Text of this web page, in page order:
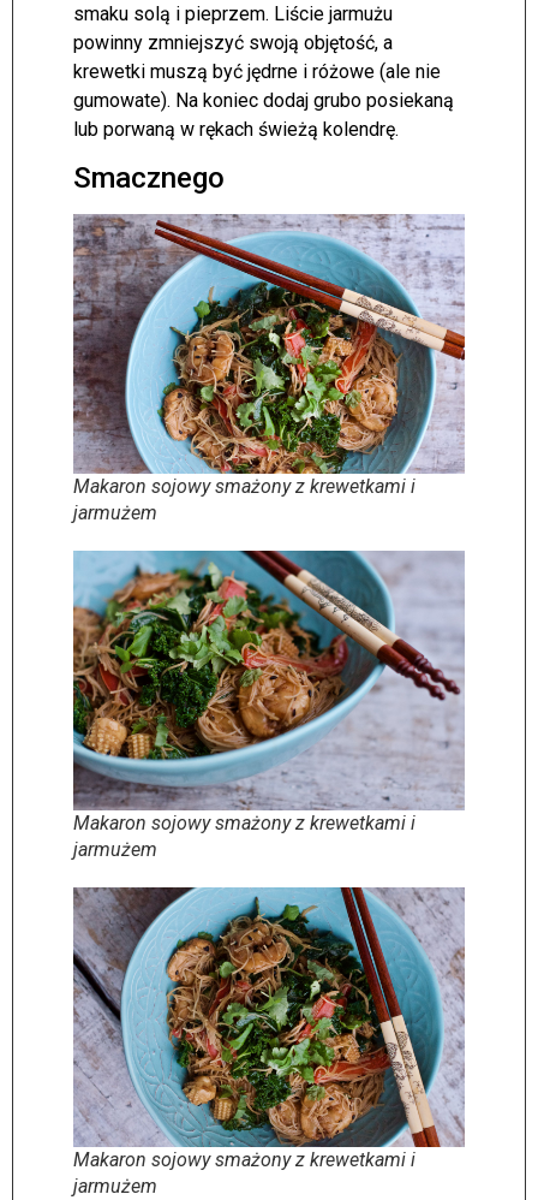
smaku solą i pieprzem. Liście jarmużu
powinny zmniejszyć swoją objętość, a
krewetki muszą być jędrne i różowe (ale nie
gumowate). Na koniec dodaj grubo posiekaną
lub porwaną w rękach świeżą kolendrę.
Smacznego
Makaron sojowy smażony z krewetkami i
jarmużem
Makaron sojowy smażony z krewetkami i
jarmużem
Makaron sojowy smażony z krewetkami i
jarmużem